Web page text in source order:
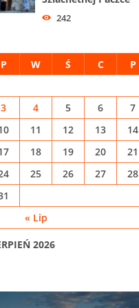
242
2026
P W Ś C P
« Lip
3
4 5 6 7
11 12 13 14
18 19 20 21
25 26 27 28